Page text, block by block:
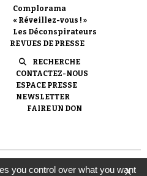
à Vera
Complorama
« Réveillez-vous ! »
Les Déconspirateurs
REVUES DE PRESSE
RECHERCHE
CONTACTEZ-NOUS
ESPACE PRESSE
NEWSLETTER
FAIRE UN DON
| Une réalisation de
loi de 1901) avec
X
you control over what you want